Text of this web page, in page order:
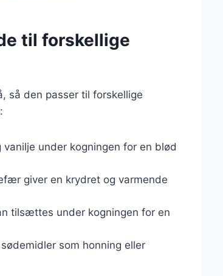
til forskellige
så den passer til forskellige
under kogningen for en blød
giver en krydret og varmende
tilsættes under kogningen for en
som honning eller